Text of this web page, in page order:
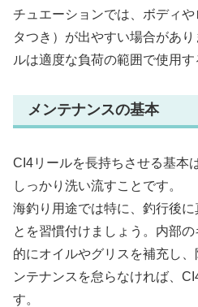
チュエーションでは、ボディ
タつき）が出やすい場合があ
ルは適度な負荷の範囲で使用す
メンテナンスの基本
CI4リールを長持ちさせる基本
しっかり洗い流すことです。
海釣り用途では特に、釣行後
とを習慣付けましょう。内部
的にオイルやグリスを補充し
ンテナンスを怠らなければ、
す。